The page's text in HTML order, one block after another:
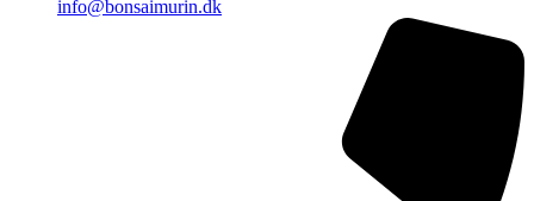
info@bonsaimurin.dk